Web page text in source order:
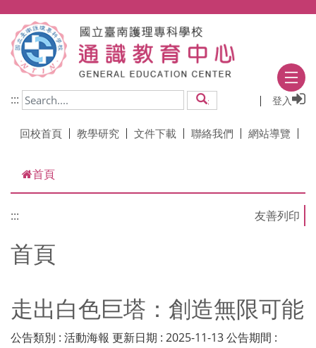
::: 搜尋 登入
回校首頁 教學研究 文件下載 聯絡我們 網站導覽
首頁
:::
首頁
走出白色巨塔：創造無限可能
公告類別 : 活動海報 更新日期 : 2025-11-13 公告期間 :